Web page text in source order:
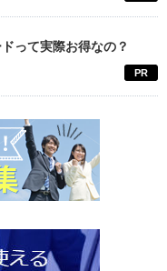
って実際お得なの？
PR